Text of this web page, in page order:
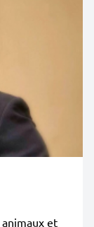
animaux et